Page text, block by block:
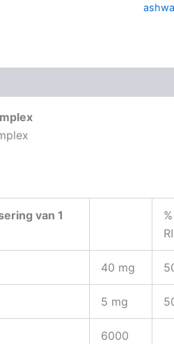
van 1
%
40 mg
5 mg
6000